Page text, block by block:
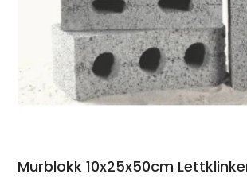
Murblokk 10x25x50cm